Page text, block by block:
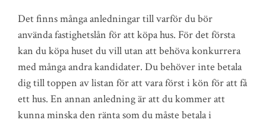
Det finns många anledningar till varför du bör
använda fastighetslån för att köpa hus. För det första
kan du köpa huset du vill utan att behöva konkurrera
med många andra kandidater. Du behöver inte betala
dig till toppen av listan för att vara först i kön för att få
ett hus. En annan anledning är att du kommer att
kunna minska den ränta som du måste betala i